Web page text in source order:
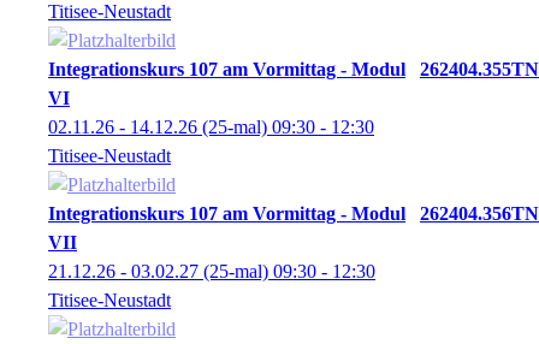
Titisee-Neustadt
Integrationskurs 107 am Vormittag - Modul
VI
262404.355TN
02.11.26 - 14.12.26 (25-mal) 09:30 - 12:30
Titisee-Neustadt
Integrationskurs 107 am Vormittag - Modul
VII
262404.356TN
21.12.26 - 03.02.27 (25-mal) 09:30 - 12:30
Titisee-Neustadt